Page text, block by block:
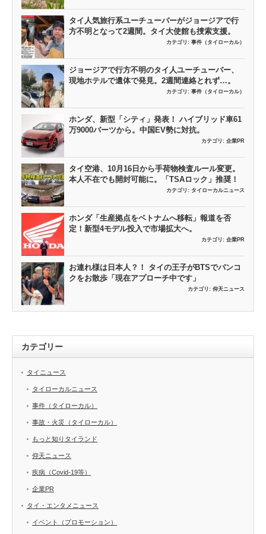
タイ人気旅行系ユーチューバーがジョージアで行
方不明となって2週間。タイ大使館も捜索支援。
カテゴリ: 事件（タイローカル）
ジョージアで行方不明のタイ人ユーチューバー、
現地ホテルで遺体で発見。2週間連絡とれず…。
カテゴリ: 事件（タイローカル）
ホンダ、新型「シティ」発表！ ハイブリッド車61
万9000バーツから。中国EV勢に対抗。
カテゴリ: 企業PR
タイ空港、10月16日から手荷物検査ルール変更。
本人不在でも開封可能に。「TSAロック」推奨！
カテゴリ: タイローカルニュース
ホンダ「生産拠点をベトナムへ移転」報道を否
定！新型4モデル投入で市場拡大へ。
カテゴリ: 企業PR
お連れ様は日本人？！ タイの王子がBTSでバンコ
クをお散歩「現在アプローチ中です」
カテゴリ: 仰天ニュース
カテゴリー
タイニュース
タイローカルニュース
事件（タイローカル）
事故・火災（タイローカル）
もっと知りタイランド
仰天ニュース
疾病（Covid-19等）
企業PR
タイ・エンタメニュース
イベント（プロモーション）